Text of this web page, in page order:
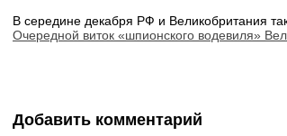
В середине декабря РФ и Великобритания
Очередной виток «шпионского водевиля»
Добавить комментарий